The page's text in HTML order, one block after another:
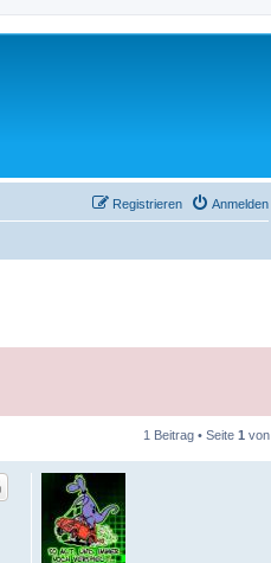
Anmelden
Registrieren
1 Beitrag • Seite 1 von